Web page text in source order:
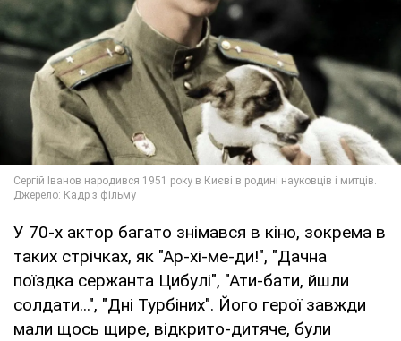
У 70-х актор багато знімався в кіно, зокрема в
таких стрічках, як "Ар-хі-ме-ди!", "Дачна
поїздка сержанта Цибулі", "Ати-бати, йшли
солдати...", "Дні Турбіних". Його герої завжди
мали щось щире, відкрито-дитяче, були